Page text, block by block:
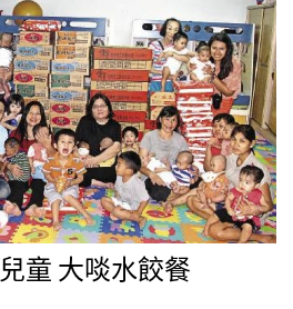
費提供愛滋感染者，每月約二萬
法」之高效能抗病毒治療，及相關
者死亡率至百分之二，亦可有效
患者的人生從黑暗迎向彩色人
愛滋病毒已不再是「世紀黑死
童 大啖水餃餐